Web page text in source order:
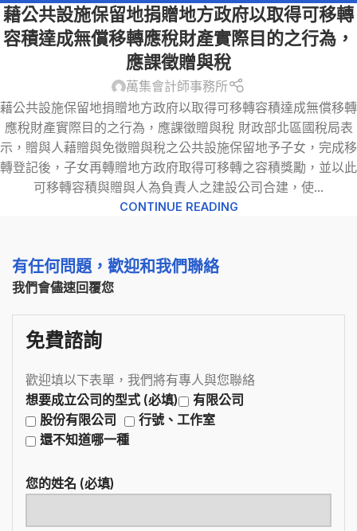
產及贈與稅
藉公共設施保留地捐贈地方政府以取得可移轉
容積達成無償移轉應稅財產實際目的之行為，
應課徵贈與稅
萬集會計師事務所
藉公共設施保留地捐贈地方政府以取得可移轉容積達成無償移轉
應稅財產實際目的之行為，應課徵贈與稅 財政部北區國稅局表
示，贈與人藉贈與免徵贈與稅之公共設施保留地予子女，完成移
轉登記後，子女再轉贈地方政府取得可移轉之容積獎勵，並以此
可移轉容積與贈與人為負責人之建設公司合建，使...
CONTINUE READING
有任何問題，歡迎和我們聯絡
我們會儘速回覆您
免費諮詢
歡迎填以下表單，我們將有專人與您聯絡
想要成立公司的型式 (必填)
有限公司
股份有限公司
行號、工作室
還不知道哪一種
您的姓名 (必填)